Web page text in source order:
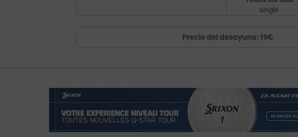
single
Precio del desayuno: 19€